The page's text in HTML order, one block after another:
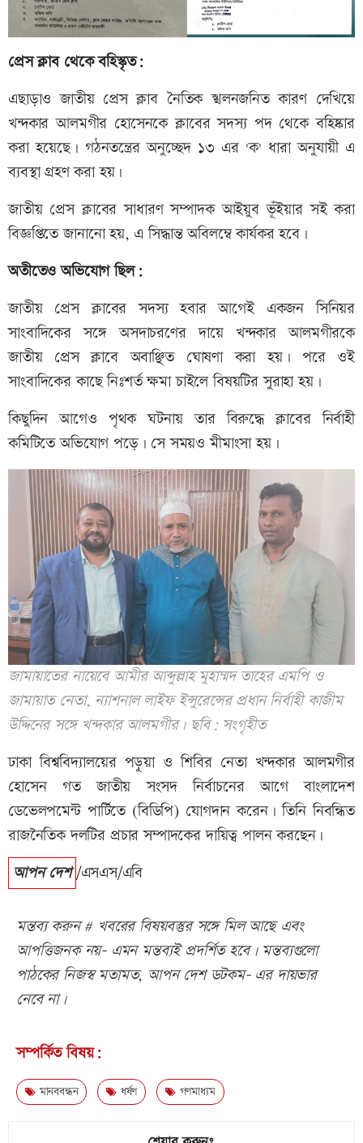
প্রেস ক্লাব থেকে বহিস্কৃত:
এছাড়াও জাতীয় প্রেস ক্লাব নৈতিক স্খলনজনিত কারণ দেখিয়ে
খন্দকার আলমগীর হোসেনকে ক্লাবের সদস্য পদ থেকে বহিষ্কার
করা হয়েছে। গঠনতন্ত্রের অনুচ্ছেদ ১৩ এর 'ক' ধারা অনুযায়ী এ
ব্যবস্থা গ্রহণ করা হয়।
জাতীয় প্রেস ক্লাবের সাধারণ সম্পাদক আইয়ুব ভূঁইয়ার সই করা
বিজ্ঞপ্তিতে জানানো হয়, এ সিদ্ধান্ত অবিলম্বে কার্যকর হবে।
অতীতেও অভিযোগ ছিল:
জাতীয় প্রেস ক্লাবের সদস্য হবার আগেই একজন সিনিয়র
সাংবাদিকের সঙ্গে অসদাচরণের দায়ে খন্দকার আলমগীরকে
জাতীয় প্রেস ক্লাবে অবাঞ্ছিত ঘোষণা করা হয়। পরে ওই
সাংবাদিকের কাছে নিঃশর্ত ক্ষমা চাইলে বিষয়টির সুরাহা হয়।
কিছুদিন আগেও পৃথক ঘটনায় তার বিরুদ্ধে ক্লাবের নির্বাহী
কমিটিতে অভিযোগ পড়ে। সে সময়ও মীমাংসা হয়।
জামায়াতের নায়েবে আমীর আব্দুল্লাহ মুহাম্মদ তাহের এমপি ও
জামায়াত নেতা, ন্যাশনাল লাইফ ইন্সুরেন্সের প্রধান নির্বাহী কাজীম
উদ্দিনের সঙ্গে খন্দকার আলমগীর। ছবি: সংগৃহীত
ঢাকা বিশ্ববিদ্যালয়ের পড়ুয়া ও শিবির নেতা খন্দকার আলমগীর
হোসেন গত জাতীয় সংসদ নির্বাচনের আগে বাংলাদেশ
ডেভেলপমেন্ট পার্টিতে (বিডিপি) যোগদান করেন। তিনি নিবন্ধিত
রাজনৈতিক দলটির প্রচার সম্পাদকের দায়িত্ব পালন করছেন।
আপন দেশ /এসএস/এবি
মন্তব্য করুন # খবরের বিষয়বস্তুর সঙ্গে মিল আছে এবং
আপত্তিজনক নয়- এমন মন্তব্যই প্রদর্শিত হবে। মন্তব্যগুলো
পাঠকের নিজস্ব মতামত, আপন দেশ ডটকম- এর দায়ভার
নেবে না।
সম্পর্কিত বিষয়:
মানববন্ধন ধর্ষণ গণমাধ্যম